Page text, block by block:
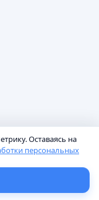
cookie
Оставаясь на
персональных